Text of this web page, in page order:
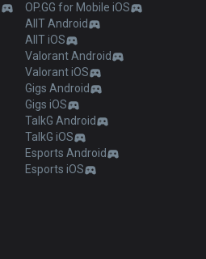
OP.GG for Mobile iOS
AllT Android
AllT iOS
Valorant Android
Valorant iOS
Gigs Android
Gigs iOS
TalkG Android
TalkG iOS
Esports Android
Esports iOS